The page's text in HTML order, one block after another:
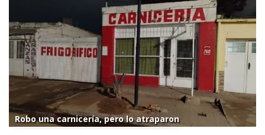
Robo una carnicería, pero lo atraparon